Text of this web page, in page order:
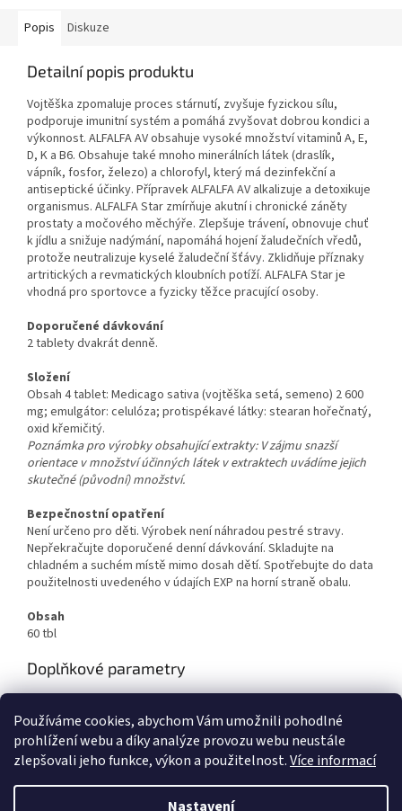
Používáme cookies, abychom Vám umožnili pohodlné
prohlížení webu a díky analýze provozu webu neustále
zlepšovali jeho funkce, výkon a použitelnost.Více informací
Nastavení
Popis Diskuze
Detailní popis produktu
Vojtěška zpomaluje proces stárnutí, zvyšuje fyzickou sílu,
podporuje imunitní systém a pomáhá zvyšovat dobrou kondici a
výkonnost. ALFALFA AV obsahuje vysoké množství vitaminů A, E,
D, K a B6. Obsahuje také mnoho minerálních látek (draslík,
vápník, fosfor, železo) a chlorofyl, který má dezinfekční a
antiseptické účinky. Přípravek ALFALFA AV alkalizuje a detoxikuje
organismus. ALFALFA Star zmírňuje akutní i chronické záněty
prostaty a močového měchýře. Zlepšuje trávení, obnovuje chuť
k jídlu a snižuje nadýmání, napomáhá hojení žaludečních vředů,
protože neutralizuje kyselé žaludeční šťávy. Zklidňuje příznaky
artritických a revmatických kloubních potíží. ALFALFA Star je
vhodná pro sportovce a fyzicky těžce pracující osoby.
Doporučené dávkování
2 tablety dvakrát denně.
Složení
Obsah 4 tablet: Medicago sativa (vojtěška setá, semeno) 2 600
mg; emulgátor: celulóza; protispékavé látky: stearan hořečnatý,
oxid křemičitý.
Poznámka pro výrobky obsahující extrakty: V zájmu snazší
orientace v množství účinných látek v extraktech uvádíme jejich
skutečné (původní) množství.
Bezpečnostní opatření
Není určeno pro děti. Výrobek není náhradou pestré stravy.
Nepřekračujte doporučené denní dávkování. Skladujte na
chladném a suchém místě mimo dosah dětí. Spotřebujte do data
použitelnosti uvedeného v údajích EXP na horní straně obalu.
Obsah
60 tbl
Doplňkové parametry
EAN: 8594210000223